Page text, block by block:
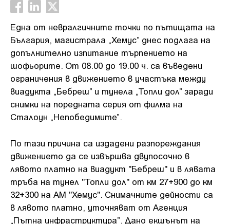
Една от невралгичните точки по пътищата на
България, магистрала „Хемус” днес подлага на
допълнително изпитание търпението на
шофьорите. От 08.00 до 19.00 ч. са въведени
ограничения в движението в участъка между
виадукта „Бебреш” и тунела „Топли дол” заради
снимки на поредната серия от филма на
Сталоун „Непобедимите”.
По тази причина са издадени разпореждания
движението да се извършва двупосочно в
лявото платно на виадукт "Бебреш" и в лявата
тръба на тунел "Топли дол" от км 27+900 до км
32+300 на АМ "Хемус". Снимачните дейности са
в лявото платно, уточняват от Агенция
„Пътна инфраструктура”. Дано екшънът на